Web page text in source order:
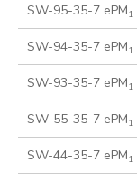
SW-95-35-7 ePM1
SW-94-35-7 ePM1
SW-93-35-7 ePM1
SW-55-35-7 ePM1
SW-44-35-7 ePM1